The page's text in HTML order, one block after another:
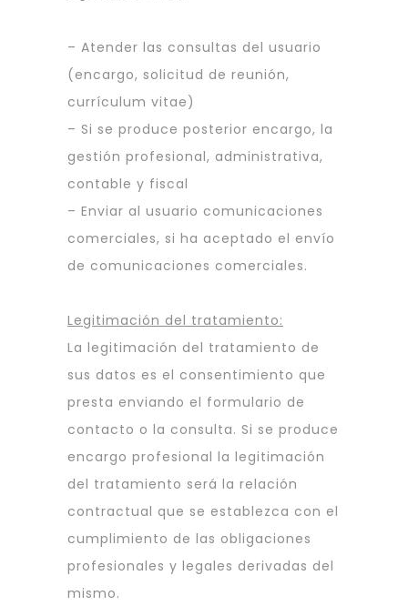
– Atender las consultas del usuario
(encargo, solicitud de reunión,
currículum vitae)
– Si se produce posterior encargo, la
gestión profesional, administrativa,
contable y fiscal
– Enviar al usuario comunicaciones
comerciales, si ha aceptado el envío
de comunicaciones comerciales.
Legitimación del tratamiento:
La legitimación del tratamiento de
sus datos es el consentimiento que
presta enviando el formulario de
contacto o la consulta. Si se produce
encargo profesional la legitimación
del tratamiento será la relación
contractual que se establezca con el
cumplimiento de las obligaciones
profesionales y legales derivadas del
mismo.